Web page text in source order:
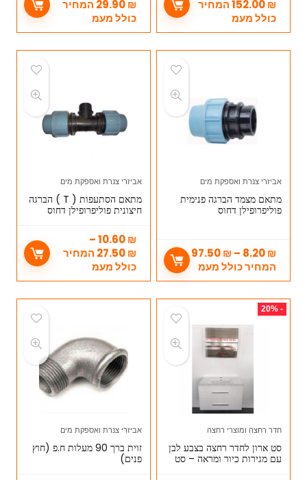
152.00₪
המחיר
כולל מעמ
29.90₪
המחיר
כולל מעמ
אביזרי צנרת ואספקת מים
מתאם מצמד הברגה פנימית
פוליפרופילן דחוס
8.20₪
–
97.50₪
המחיר כולל מעמ
אביזרי צנרת ואספקת מים
מתאם הסתעפות ( T ) הברגה
חיצונית פוליפרופילן דחוס
10.60₪
–
27.50₪
המחיר
כולל מעמ
- 20%
חדר רחצה ומוצרי רחצה
סט ארון לחדר רחצה בצבע לבן
עם מגירות כיור ומראה – סט
אביזרי צנרת ואספקת מים
זוית ברך 90 מעלות ח.פ (חוץ
פנים)